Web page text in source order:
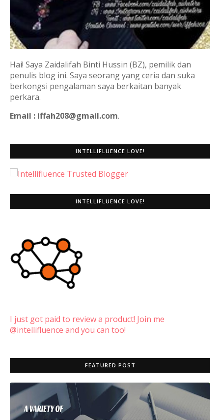
Hai! Saya Zaidalifah Binti Hussin (BZ), pemilik dan
penulis blog ini. Saya seorang yang ceria dan suka
berkongsi pengalaman saya berkaitan banyak
perkara.
Email : iffah208@gmail.com.
INTELLIFLUENCE LOVE!
INTELLIFLUENCE LOVE!
I just got paid to review a product! Join me
@intellifluence and you can too!
FEATURED POST